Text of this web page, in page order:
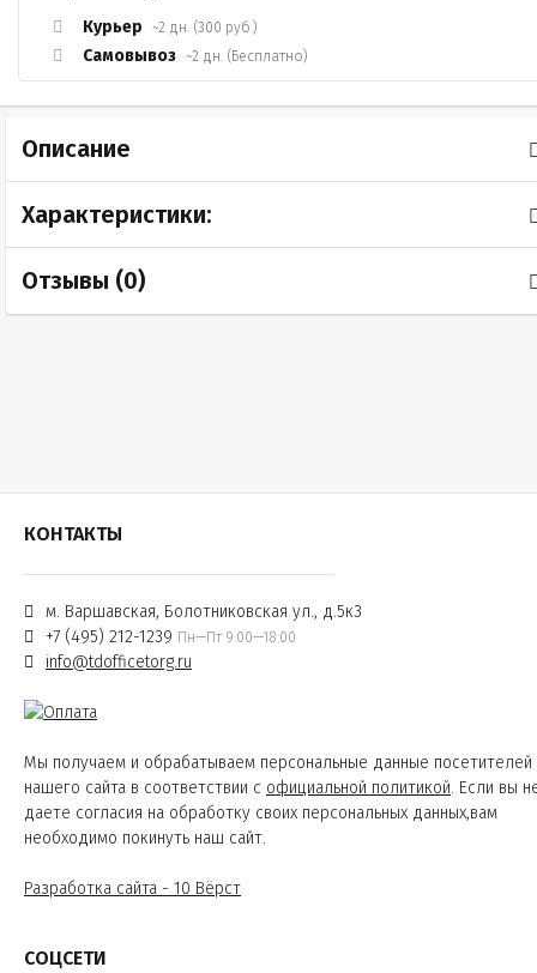
Курьер ~2 дн. (300 руб.)
Самовывоз ~2 дн. (Бесплатно)
Описание
Характеристики:
Отзывы (0)
КОНТАКТЫ
м. Варшавская, Болотниковская ул., д.5к3
+7 (495) 212-1239 Пн—Пт 9:00—18:00
info@tdofficetorg.ru
Мы получаем и обрабатываем персональные данные посетителей
нашего сайта в соответствии с официальной политикой. Если вы
даете согласия на обработку своих персональных данных,вам
необходимо покинуть наш сайт.
Разработка сайта - 10 Вёрст
СОЦСЕТИ